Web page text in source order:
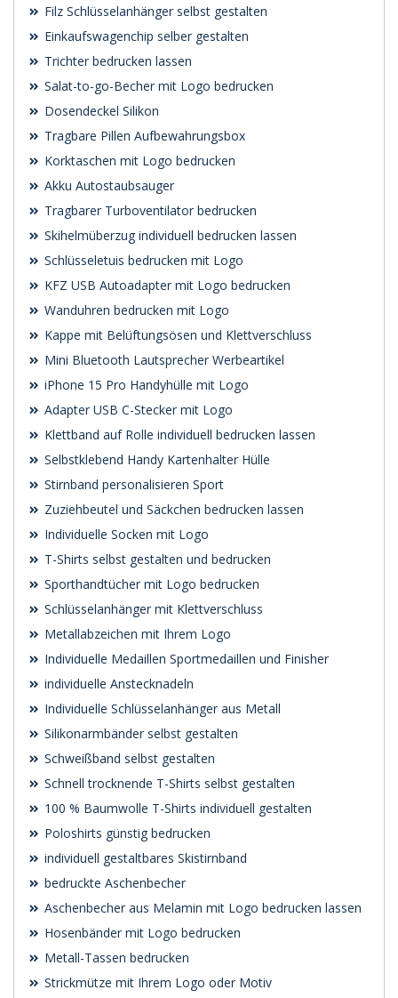
Filz Schlüsselanhänger selbst gestalten
Einkaufswagenchip selber gestalten
Trichter bedrucken lassen
Salat-to-go-Becher mit Logo bedrucken
Dosendeckel Silikon
Tragbare Pillen Aufbewahrungsbox
Korktaschen mit Logo bedrucken
Akku Autostaubsauger
Tragbarer Turboventilator bedrucken
Skihelmüberzug individuell bedrucken lassen
Schlüsseletuis bedrucken mit Logo
KFZ USB Autoadapter mit Logo bedrucken
Wanduhren bedrucken mit Logo
Kappe mit Belüftungsösen und Klettverschluss
Mini Bluetooth Lautsprecher Werbeartikel
iPhone 15 Pro Handyhülle mit Logo
Adapter USB C-Stecker mit Logo
Klettband auf Rolle individuell bedrucken lassen
Selbstklebend Handy Kartenhalter Hülle
Stirnband personalisieren Sport
Zuziehbeutel und Säckchen bedrucken lassen
Individuelle Socken mit Logo
T-Shirts selbst gestalten und bedrucken
Sporthandtücher mit Logo bedrucken
Schlüsselanhänger mit Klettverschluss
Metallabzeichen mit Ihrem Logo
Individuelle Medaillen Sportmedaillen und Finisher
individuelle Anstecknadeln
Individuelle Schlüsselanhänger aus Metall
Silikonarmbänder selbst gestalten
Schweißband selbst gestalten
Schnell trocknende T-Shirts selbst gestalten
100 % Baumwolle T-Shirts individuell gestalten
Poloshirts günstig bedrucken
individuell gestaltbares Skistirnband
bedruckte Aschenbecher
Aschenbecher aus Melamin mit Logo bedrucken lassen
Hosenbänder mit Logo bedrucken
Metall-Tassen bedrucken
Strickmütze mit Ihrem Logo oder Motiv